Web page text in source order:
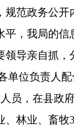
规范政务公开
平，我局的信
领导亲自抓，
单位负责人
员，在县政
、林业、畜牧